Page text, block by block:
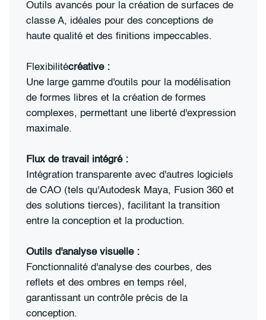
Outils avancés pour la création de surfaces de
classe A, idéales pour des conceptions de
haute qualité et des finitions impeccables.
Flexibilitécréative :
Une large gamme d'outils pour la modélisation
de formes libres et la création de formes
complexes, permettant une liberté d'expression
maximale.
Flux de travail intégré :
Intégration transparente avec d'autres logiciels
de CAO (tels qu'Autodesk Maya, Fusion 360 et
des solutions tierces), facilitant la transition
entre la conception et la production.
Outils d'analyse visuelle :
Fonctionnalité d'analyse des courbes, des
reflets et des ombres en temps réel,
garantissant un contrôle précis de la
conception.